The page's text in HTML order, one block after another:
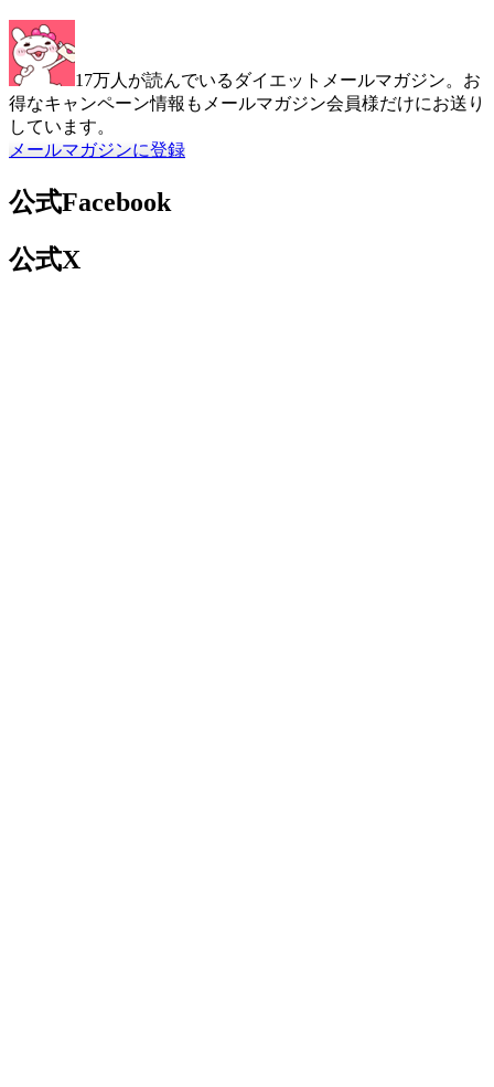
17万人が読んでいるダイエットメールマガジン。お
得なキャンペーン情報もメールマガジン会員様だけにお送り
しています。
メールマガジンに登録
公式Facebook
公式X